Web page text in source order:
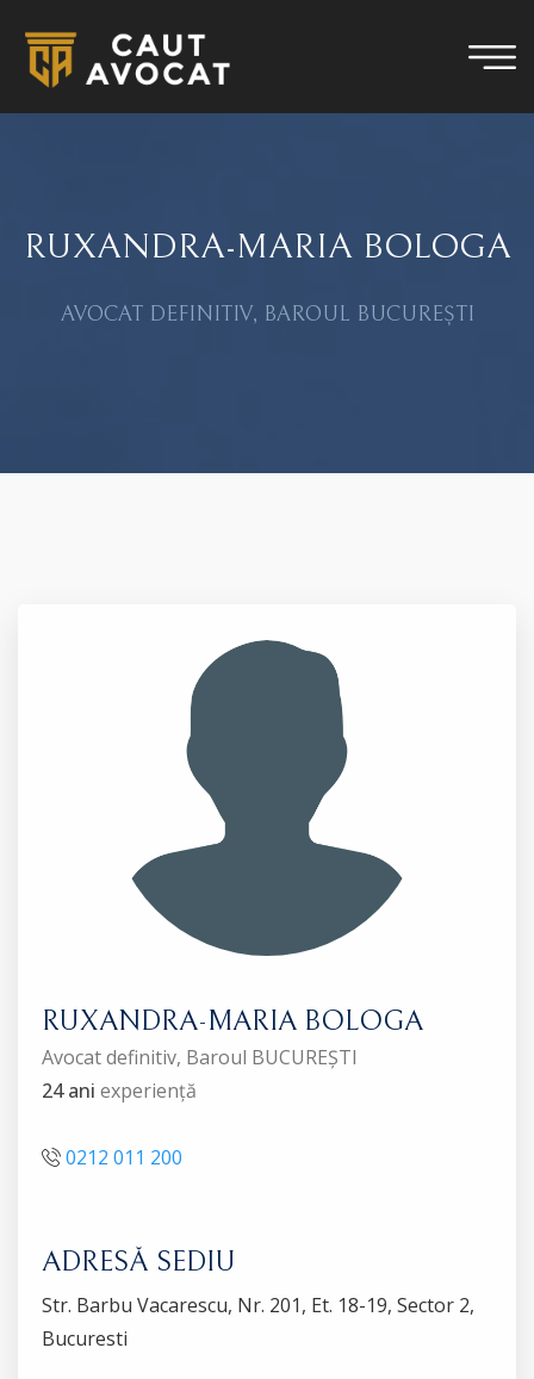
RUXANDRA-MARIA BOLOGA
AVOCAT DEFINITIV, BAROUL BUCUREȘTI
RUXANDRA-MARIA BOLOGA
Avocat definitiv, Baroul BUCUREȘTI
24 ani experiență
0212 011 200
ADRESĂ SEDIU
Str. Barbu Vacarescu, Nr. 201, Et. 18-19, Sector 2,
Bucuresti